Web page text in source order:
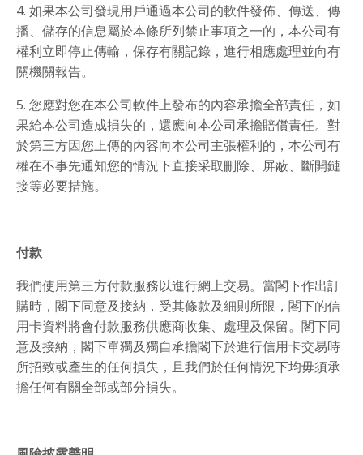
4. 如果本公司發現用戶通過本公司的軟件發佈、傳送、傳
播、儲存的信息屬於本條所列禁止事項之一的，本公司有
權利立即停止傳輸，保存有關記錄，進行相應處理並向有
關機關報告。
5. 您應對您在本公司軟件上發布的內容承擔全部責任，如
果給本公司造成損失的，還應向本公司承擔賠償責任。對
於第三方因您上傳的內容向本公司主張權利的，本公司有
權在不事先通知您的情況下直接采取刪除、屏蔽、斷開鏈
接等必要措施。
付款
我們使用第三方付款服務以進行網上交易。當閣下作出訂
購時，閣下同意及接納，受其條款及細則所限，閣下的信
用卡資料將會付款服務供應商收集、處理及保留。閣下同
意及接納，閣下單獨及獨自承擔閣下於進行信用卡交易時
所招致或產生的任何損失，且我們於任何情況下均毋須承
擔任何有關全部或部分損失。